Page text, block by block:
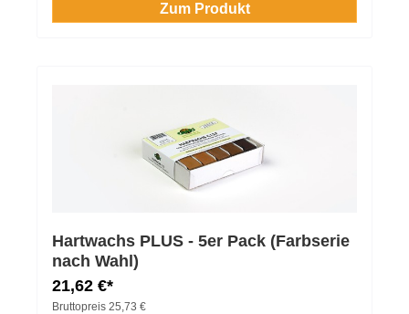
Zum Produkt
Hartwachs PLUS - 5er Pack (Farbserie
nach Wahl)
21,62 €*
Bruttopreis 25,73 €